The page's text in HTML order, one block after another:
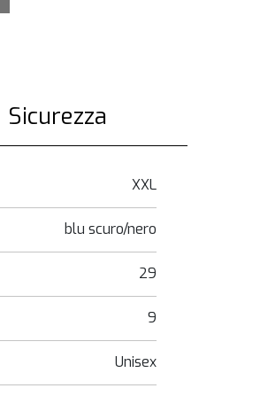
Sicurezza
XXL
blu scuro/nero
29
9
Unisex